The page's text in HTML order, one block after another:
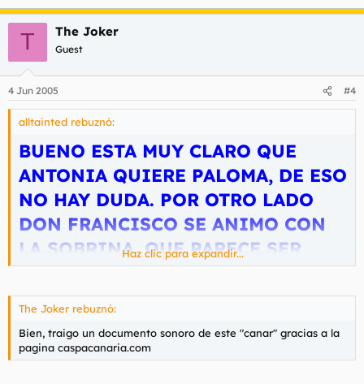
T The Joker
Guest
4 Jun 2005 #4
alltainted rebuznó:
BUENO ESTA MUY CLARO QUE
ANTONIA QUIERE PALOMA, DE ESO
NO HAY DUDA. POR OTRO LADO
DON FRANCISCO SE ANIMO CON
LA SOBRINA, QUE PARECE SER
NINA CREO QUE HAY INDICIOS DE
PEDOFILIA. PERO BUENO QUE
SEMEJANTES VAINAS Y PEOR AUN
Haz clic para expandir...
The Joker rebuznó:
Bien, traigo un documento sonoro de este "canar" gracias a la
pagina caspacanaria.com